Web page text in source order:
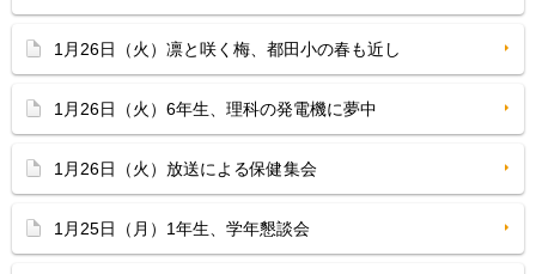
1月26日（火）凛と咲く梅、都田小の春も近し
1月26日（火）6年生、理科の発電機に夢中
1月26日（火）放送による保健集会
1月25日（月）1年生、学年懇談会